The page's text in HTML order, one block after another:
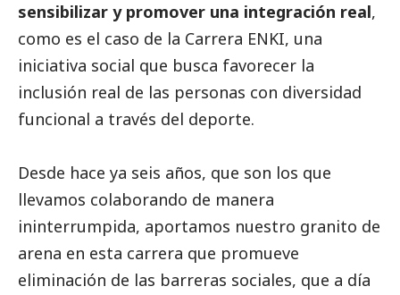
sensibilizar y promover una integración real,
como es el caso de la Carrera ENKI, una
iniciativa social que busca favorecer la
inclusión real de las personas con diversidad
funcional a través del deporte.
Desde hace ya seis años, que son los que
llevamos colaborando de manera
ininterrumpida, aportamos nuestro granito de
arena en esta carrera que promueve
eliminación de las barreras sociales, que a día